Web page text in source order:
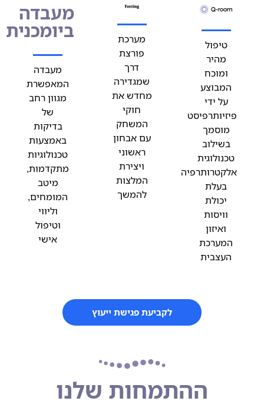
טיפול
מהיר
ומוכח
המבוצע
על ידי
פיזיותרפיסט
מוסמך
בשילוב
טכנולוגית
אלקטרותרפיה
בעלת
יכולת
וויסות
ואיזון
המערכת
העצבית
מערכת
פורצת
דרך
שמגדירה
מחדש את
חוקי
המשחק
עם אבחון
ראשוני
ויצירת
המלצות
להמשך
מעבדה
ביומכנית
מעבדה
המאפשרת
מגוון רחב
של
בדיקות
באמצעות
טכנולוגיות
מתקדמות,
מיטב
המומחים,
וליווי
וטיפול
אישי
לקביעת פגישת ייעוץ
ההתמחות שלנו